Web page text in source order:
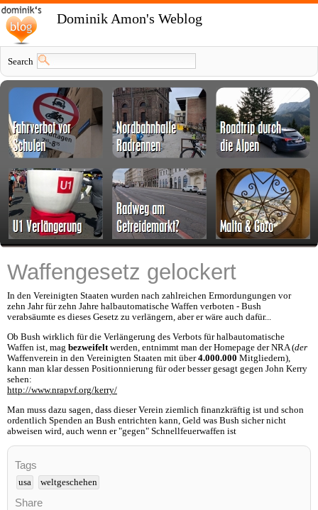
Dominik Amon's Weblog
Search
Waffengesetz gelockert
In den Vereinigten Staaten wurden nach zahlreichen Ermordungungen vor
zehn Jahr für zehn Jahre halbautomatische Waffen verboten - Bush
verabsäumte es dieses Gesetz zu verlängern, aber er wäre auch dafür...
Ob Bush wirklich für die Verlängerung des Verbots für halbautomatische
Waffen ist, mag bezweifeltwerden, entnimmt man der Homepage der NRA (der
Waffenverein in den Vereinigten Staaten mit über4.000.000 Mitgliedern),
kann man klar dessen Positionnierung für oder besser gesagt gegen John Kerry
sehen:
http://www.nrapvf.org/kerry/
Man muss dazu sagen, dass dieser Verein ziemlich finanzkräftig ist und schon
ordentlich Spenden an Bush entrichten kann, Geld was Bush sicher nicht
abweisen wird, auch wenn er "gegen" Schnellfeuerwaffen ist
Tags
usa weltgeschehen
Share